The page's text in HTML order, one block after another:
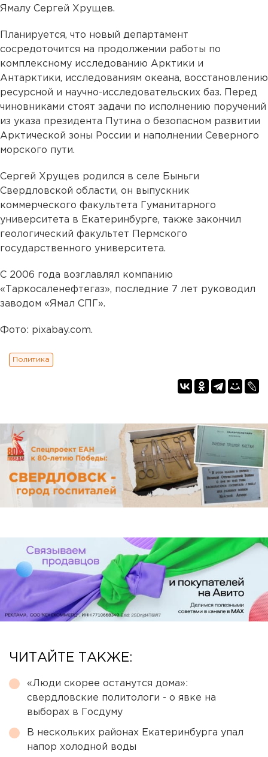
Ямалу Сергей Хрущев.
Планируется, что новый департамент
сосредоточится на продолжении работы по
комплексному исследованию Арктики и
Антарктики, исследованиям океана, восстановлению
ресурсной и научно-исследовательских баз. Перед
чиновниками стоят задачи по исполнению поручений
из указа президента Путина о безопасном развитии
Арктической зоны России и наполнении Северного
морского пути.
Сергей Хрущев родился в селе Быньги
Свердловской области, он выпускник
коммерческого факультета Гуманитарного
университета в Екатеринбурге, также закончил
геологический факультет Пермского
государственного университета.
С 2006 года возглавлял компанию
«Таркосаленефтегаз», последние 7 лет руководил
заводом «Ямал СПГ».
Фото: pixabay.com.
Политика
ЧИТАЙТЕ ТАКЖЕ:
«Люди скорее останутся дома»:
свердловские политологи - о явке на
выборах в Госдуму
В нескольких районах Екатеринбурга упал
напор холодной воды